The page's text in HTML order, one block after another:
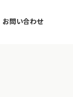
お問い合わせ